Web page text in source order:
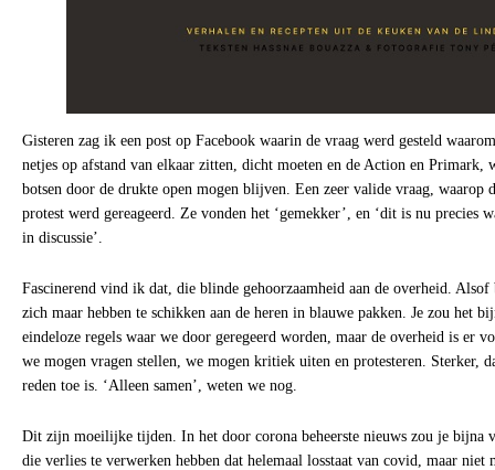
Gisteren zag ik een post op Facebook waarin de vraag werd gesteld
netjes op afstand van elkaar zitten, dicht moeten en de Action en Primark,
botsen door de drukte open mogen blijven. Een zeer valide vraag, waarop
protest werd gereageerd. Ze vonden het ‘gemekker’, en ‘dit is nu precies
in discussie’.
Fascinerend vind ik dat, die blinde gehoorzaamheid aan de overheid.
zich maar hebben te schikken aan de heren in blauwe pakken. Je zou het
eindeloze regels waar we door geregeerd worden, maar de overheid is er
we mogen vragen stellen, we mogen kritiek uiten en protesteren. Sterker,
reden toe is. ‘Alleen samen’, weten we nog.
Dit zijn moeilijke tijden. In het door corona beheerste nieuws zou je bijna
die verlies te verwerken hebben dat helemaal losstaat van covid, maar niet